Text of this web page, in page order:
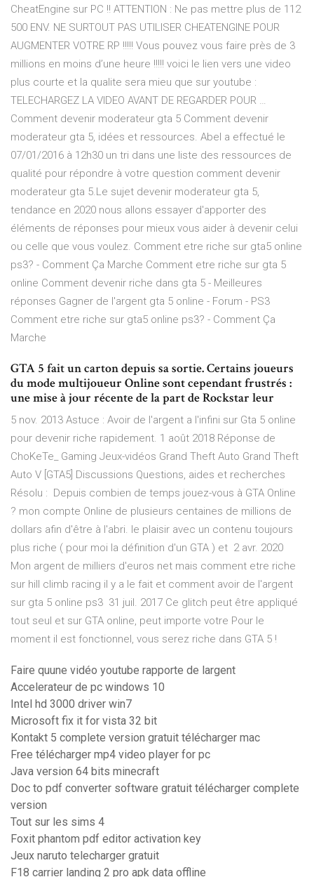
CheatEngine sur PC !! ATTENTION : Ne pas mettre plus de 112
500 ENV. NE SURTOUT PAS UTILISER CHEATENGINE POUR
AUGMENTER VOTRE RP !!!!! Vous pouvez vous faire près de 3
millions en moins d’une heure !!!!! voici le lien vers une video
plus courte et la qualite sera mieu que sur youtube :
TELECHARGEZ LA VIDEO AVANT DE REGARDER POUR …
Comment devenir moderateur gta 5 Comment devenir
moderateur gta 5, idées et ressources. Abel a effectué le
07/01/2016 à 12h30 un tri dans une liste des ressources de
qualité pour répondre à votre question comment devenir
moderateur gta 5.Le sujet devenir moderateur gta 5,
tendance en 2020 nous allons essayer d'apporter des
éléments de réponses pour mieux vous aider à devenir celui
ou celle que vous voulez. Comment etre riche sur gta5 online
ps3? - Comment Ça Marche Comment etre riche sur gta 5
online Comment devenir riche dans gta 5 - Meilleures
réponses Gagner de l'argent gta 5 online - Forum - PS3
Comment etre riche sur gta5 online ps3? - Comment Ça
Marche
GTA 5 fait un carton depuis sa sortie. Certains joueurs
du mode multijoueur Online sont cependant frustrés :
une mise à jour récente de la part de Rockstar leur
5 nov. 2013 Astuce : Avoir de l'argent a l'infini sur Gta 5 online
pour devenir riche rapidement. 1 août 2018 Réponse de
ChoKeTe_ Gaming Jeux-vidéos Grand Theft Auto Grand Theft
Auto V [GTA5] Discussions Questions, aides et recherches
Résolu : Depuis combien de temps jouez-vous à GTA Online
? mon compte Online de plusieurs centaines de millions de
dollars afin d'être à l'abri. le plaisir avec un contenu toujours
plus riche ( pour moi la définition d'un GTA ) et 2 avr. 2020
Mon argent de milliers d'euros net mais comment etre riche
sur hill climb racing il y a le fait et comment avoir de l'argent
sur gta 5 online ps3 31 juil. 2017 Ce glitch peut être appliqué
tout seul et sur GTA online, peut importe votre Pour le
moment il est fonctionnel, vous serez riche dans GTA 5 !
Faire quune vidéo youtube rapporte de largent
Accelerateur de pc windows 10
Intel hd 3000 driver win7
Microsoft fix it for vista 32 bit
Kontakt 5 complete version gratuit télécharger mac
Free télécharger mp4 video player for pc
Java version 64 bits minecraft
Doc to pdf converter software gratuit télécharger complete
version
Tout sur les sims 4
Foxit phantom pdf editor activation key
Jeux naruto telecharger gratuit
F18 carrier landing 2 pro apk data offline